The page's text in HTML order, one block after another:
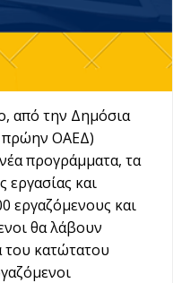
από την Δημόσια
πρώην ΟΑΕΔ)
προγράμματα, τα
εργασίας και
εργαζόμενους και
θα λάβουν
του κατώτατου